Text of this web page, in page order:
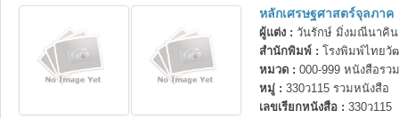
หลักเศรษฐศาสตร์จุลภาค
ผู้แต่ง : วันรักษ์ มิ่งมณีนาคิน
สำนักพิมพ์ : โรงพิมพ์ไทย
หมวด : 000-999 หนังสือรว
หมู่ : 330ว115 รวมหนังสือ
เลขเรียกหนังสือ : 330ว115